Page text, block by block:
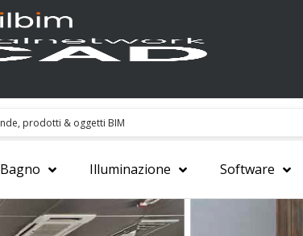
Bagno Illuminazione Software